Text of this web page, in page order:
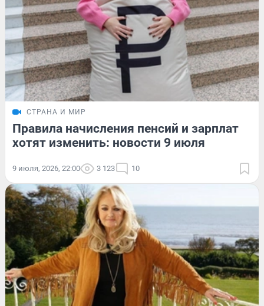
СТРАНА И МИР
Правила начисления пенсий и зарплат
хотят изменить: новости 9 июля
9 июля, 2026, 22:00 3 123 10